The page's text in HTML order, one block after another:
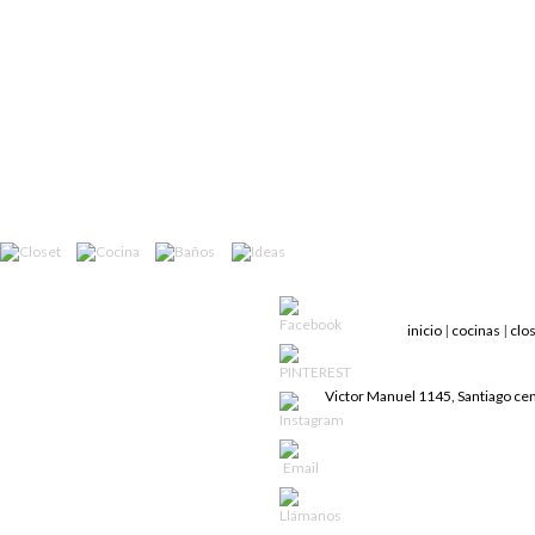
inicio| cocinas |
Victor Manuel 1145, Santiago